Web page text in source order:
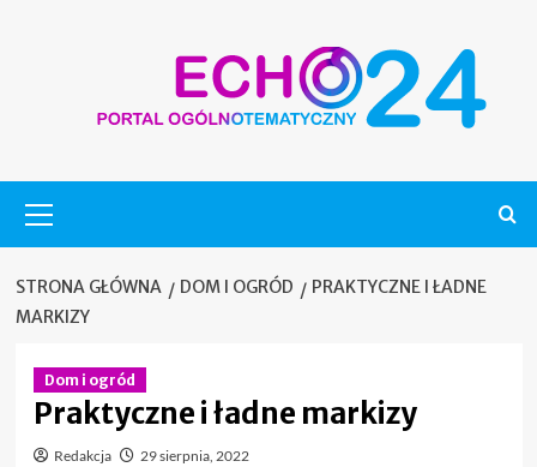
główne
STRONA GŁÓWNA DOM I OGRÓD
PRAKTYCZNE I ŁADNE
MARKIZY
Dom i ogród
Praktyczne i ładne markizy
Redakcja 29 sierpnia, 2022